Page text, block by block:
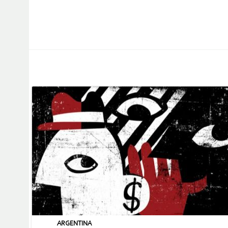
ARGENTINA